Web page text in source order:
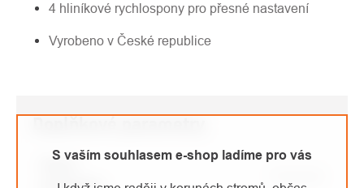
S vaším souhlasem e-shop ladíme pro vás
4 hliníkové rychlospony pro přesné nastavení
Vyrobeno v České republice
Doplňkové parametry